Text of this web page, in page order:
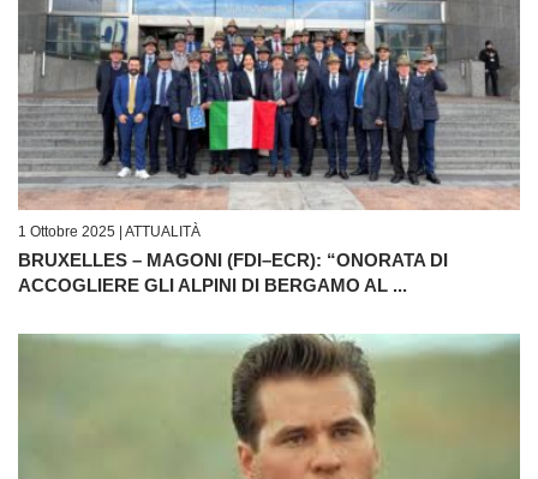
1 Ottobre 2025 | ATTUALITÀ
BRUXELLES – MAGONI (FDI–ECR): “ONORATA DI
ACCOGLIERE GLI ALPINI DI BERGAMO AL ...